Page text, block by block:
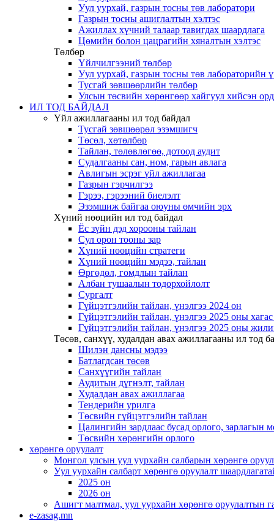
Уул уурхай, газрын тосны төв лаборатори
Газрын тосны ашиглалтын хэлтэс
Ажиллах хүчний талаар тавигдах шаардлага
Цөмийн болон цацрагийн хяналтын хэлтэс
Төлбөр
Үйлчилгээний төлбөр
Уул уурхай, газрын тосны төв лабораторийн
Тусгай зөвшөөрлийн төлбөр
Улсын төсвийн хөрөнгөөр хайгуул хийсэн
ИЛ ТОД БАЙДАЛ
Үйл ажиллагааны ил тод байдал
Тусгай зөвшөөрөл эзэмшигч
Төсөл, хөтөлбөр
Тайлан, төлөвлөгөө, дотоод аудит
Судалгааны сан, ном, гарын авлага
Авлигын эсрэг үйл ажиллагаа
Газрын гэрчилгээ
Гэрээ, гэрээний биелэлт
Эзэмшиж байгаа оюуны өмчийн эрх
Хүний нөөцийн ил тод байдал
Ёс зүйн дэд хорооны тайлан
Сул орон тооны зар
Хүний нөөцийн стратеги
Хүний нөөцийн мэдээ, тайлан
Өргөдөл, гомдлын тайлан
Албан тушаалын тодорхойлолт
Сургалт
Гүйцэтгэлийн тайлан, үнэлгээ 2024 он
Гүйцэтгэлийн тайлан, үнэлгээ 2025 оны
Гүйцэтгэлийн тайлан, үнэлгээ 2025 оны
Төсөв, санхүү, худалдан авах ажиллагааны ил тод
Шилэн дансны мэдээ
Батлагдсан төсөв
Санхүүгийн тайлан
Аудитын дүгнэлт, тайлан
Худалдан авах ажиллагаа
Тендерийн урилга
Төсвийн гүйцэтгэлийн тайлан
Цалингийн зардлаас бусад орлого, зарлагын
Төсвийн хөрөнгийн орлого
хөрөнгө оруулалт
Монгол улсын уул уурхайн салбарын хөрөнгө
Уул уурхайн салбарт хөрөнгө оруулалт
2025 он
2026 он
Ашигт малтмал, уул уурхайн хөрөнгө оруулалтын
e-zasag.mn